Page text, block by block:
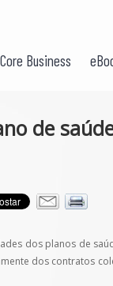
Core Business
de
dos planos de
dos contratos